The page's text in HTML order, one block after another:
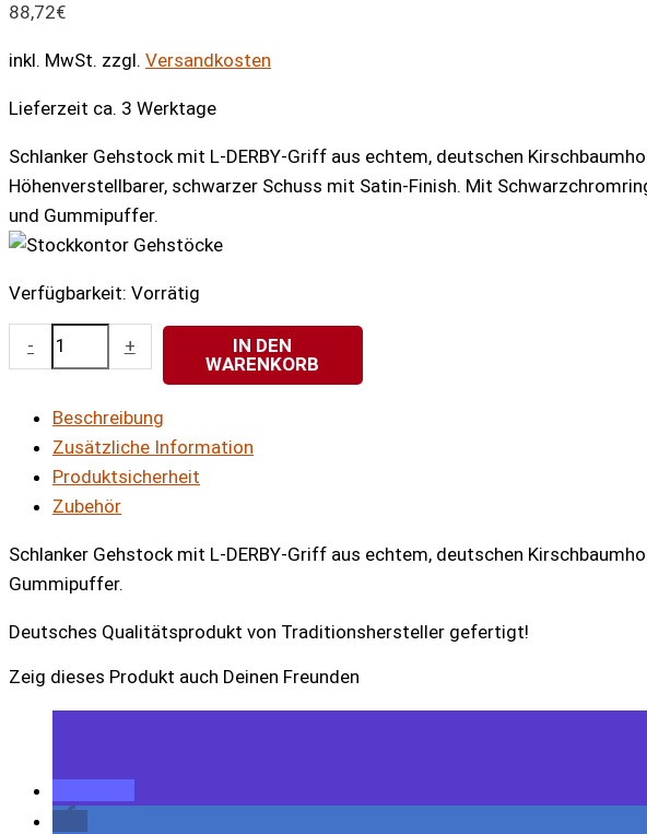
88,72€
inkl. MwSt. zzgl. Versandkosten
Lieferzeit ca. 3 Werktage
Schlanker Gehstock mit L-DERBY-Griff aus echtem, deutschen
Höhenverstellbarer, schwarzer Schuss mit Satin-Finish. Mit
und Gummipuffer.
Verfügbarkeit: Vorrätig
-
Edelholz
Step-
kirsche
Menge
+
IN DEN
WARENKORB
Beschreibung
Zusätzliche Information
Produktsicherheit
Zubehör
Schlanker Gehstock mit L-DERBY-Griff aus echtem, deutschen
Gummipuffer.
Deutsches Qualitätsprodukt von Traditionshersteller gefertigt!
Zeig dieses Produkt auch Deinen Freunden